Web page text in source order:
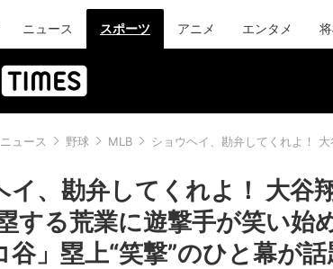
ニュース スポーツ アニメ エンタメ
ュース 野球 MLB ショウヘイ、勘弁してくれよ！
イ、勘弁してくれよ！ 大谷
する荒業に遊撃手が笑い始
谷」塁上“笑撃”のひと幕が話